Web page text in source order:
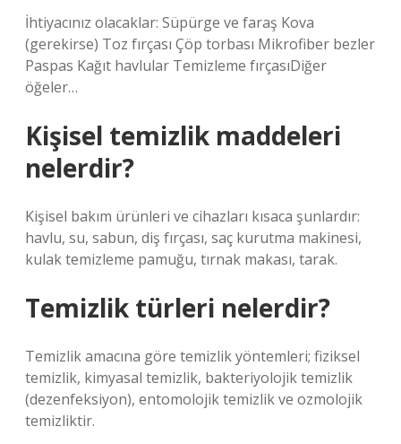
İhtiyacınız olacaklar: Süpürge ve faraş Kova
(gerekirse) Toz fırçası Çöp torbası Mikrofiber bezler
Paspas Kağıt havlular Temizleme fırçasıDiğer
öğeler…
Kişisel temizlik maddeleri
nelerdir?
Kişisel bakım ürünleri ve cihazları kısaca şunlardır:
havlu, su, sabun, diş fırçası, saç kurutma makinesi,
kulak temizleme pamuğu, tırnak makası, tarak.
Temizlik türleri nelerdir?
Temizlik amacına göre temizlik yöntemleri; fiziksel
temizlik, kimyasal temizlik, bakteriyolojik temizlik
(dezenfeksiyon), entomolojik temizlik ve ozmolojik
temizliktir.